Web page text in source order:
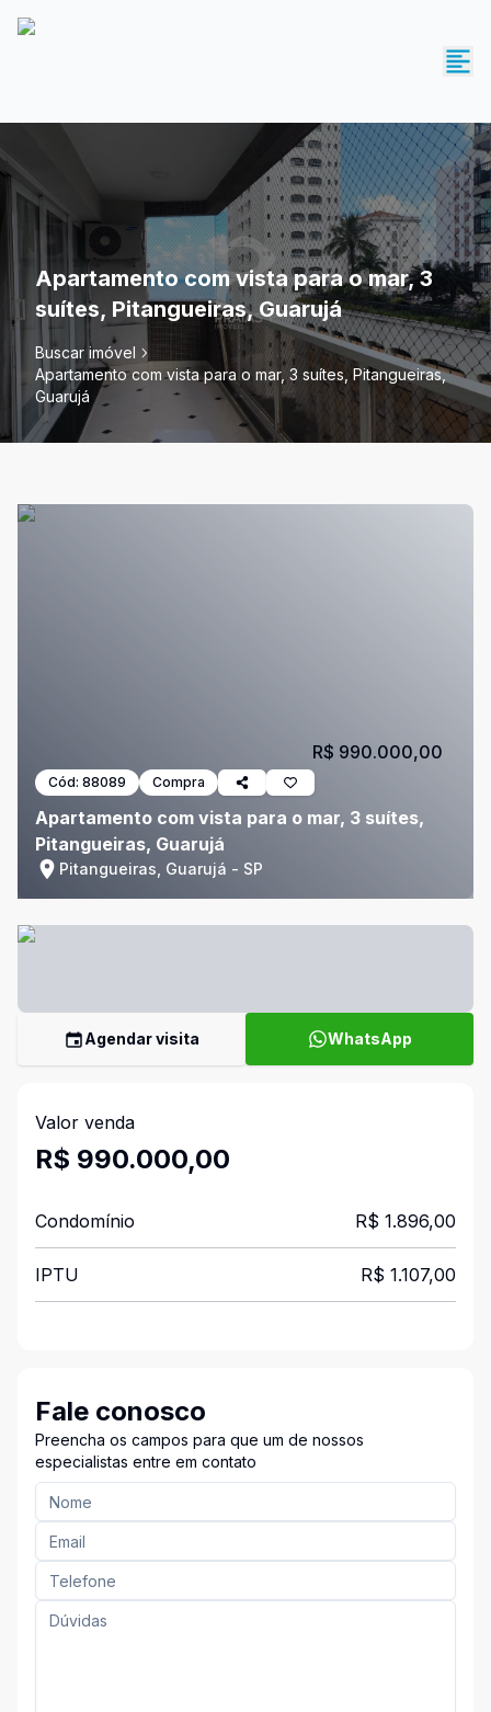
Apartamento com vista para o mar, 3
suítes, Pitangueiras, Guarujá
Buscar imóvel
Apartamento com vista para o mar, 3 suítes, Pitangueiras,
Guarujá
Cód: 88089 Compra
Apartamento com vista para o mar, 3 suítes,
Pitangueiras, Guarujá
Pitangueiras, Guarujá - SP
R$ 990.000,00
Agendar visita WhatsApp
Valor venda
R$ 990.000,00
Condomínio R$ 1.896,00
IPTU R$ 1.107,00
Fale conosco
Preencha os campos para que um de nossos
especialistas entre em contato